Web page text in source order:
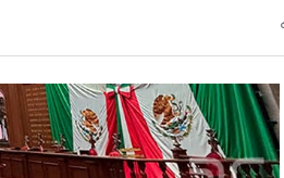
exportación de aguacate a partir